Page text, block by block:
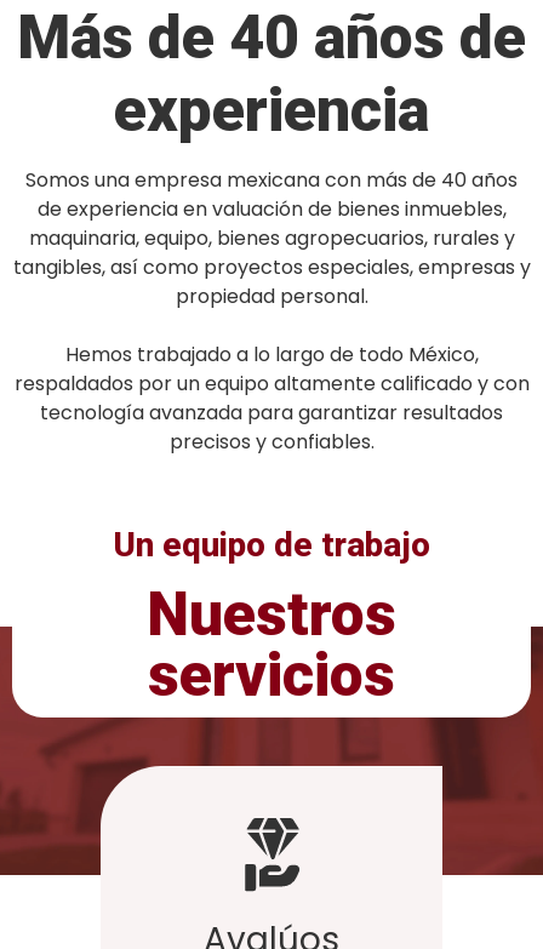
Más de 40 años de
experiencia
Somos una empresa mexicana con más de 40 años
de experiencia en valuación de bienes inmuebles,
maquinaria, equipo, bienes agropecuarios, rurales y
tangibles, así como proyectos especiales, empresas y
propiedad personal.
Hemos trabajado a lo largo de todo México,
respaldados por un equipo altamente calificado y con
tecnología avanzada para garantizar resultados
precisos y confiables.
Un equipo de trabajo
Profesional - Competitivo - Ético
Nuestros
servicios